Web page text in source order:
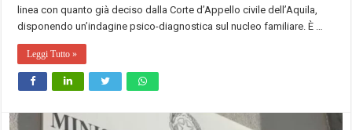
linea con quanto già deciso dalla Corte d’Appello civile dell’Aquila,
disponendo un’indagine psico-diagnostica sul nucleo familiare. È …
Leggi Tutto »